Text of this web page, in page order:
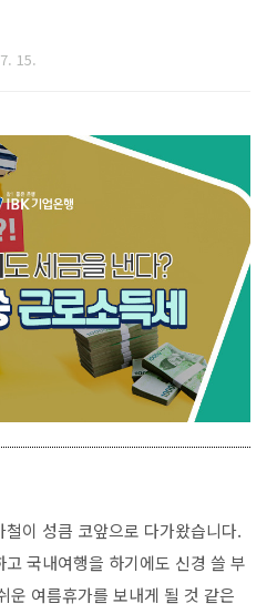
15.
이 성큼 코앞으로 다가왔습니다.
국내여행을 하기에도 신경 쓸 부
운 여름휴가를 보내게 될 것 같은